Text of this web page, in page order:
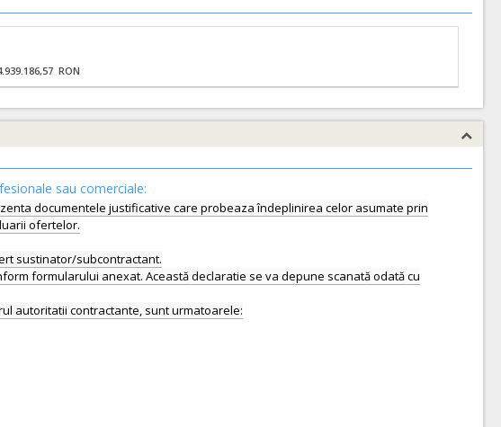
RON
sau comerciale:
documentele justificative care probeaza îndeplinirea celor asumate prin
ofertelor.
sustinator/subcontractant.
formularului anexat. Această declaratie se va depune scanată odată cu
autoritatii contractante, sunt urmatoarele: